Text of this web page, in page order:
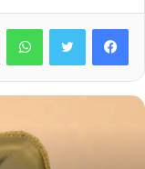
Facebook
Twitter